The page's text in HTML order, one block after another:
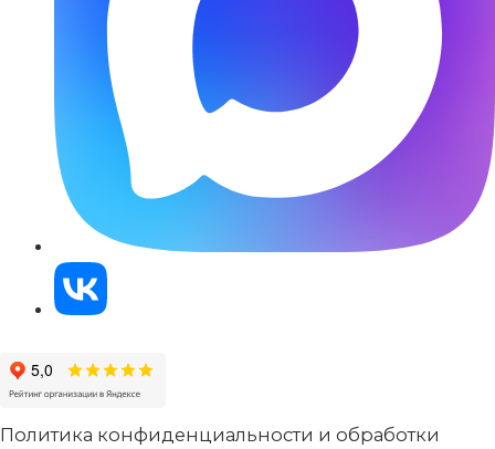
Политика конфиденциальности и обработки